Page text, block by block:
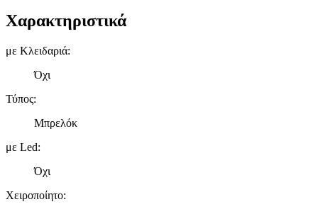
Χαρακτηριστικά
με Κλειδαριά:
Όχι
Τύπος:
Μπρελόκ
με Led:
Όχι
Χειροποίητο: